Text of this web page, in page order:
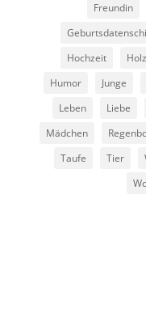
Freundin
Hochzeit
Humor
Junge
Leben
Liebe
Mädchen
Taufe
Tier